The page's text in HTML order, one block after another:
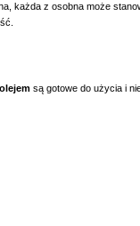
każda z osobna może
są gotowe do użycia i